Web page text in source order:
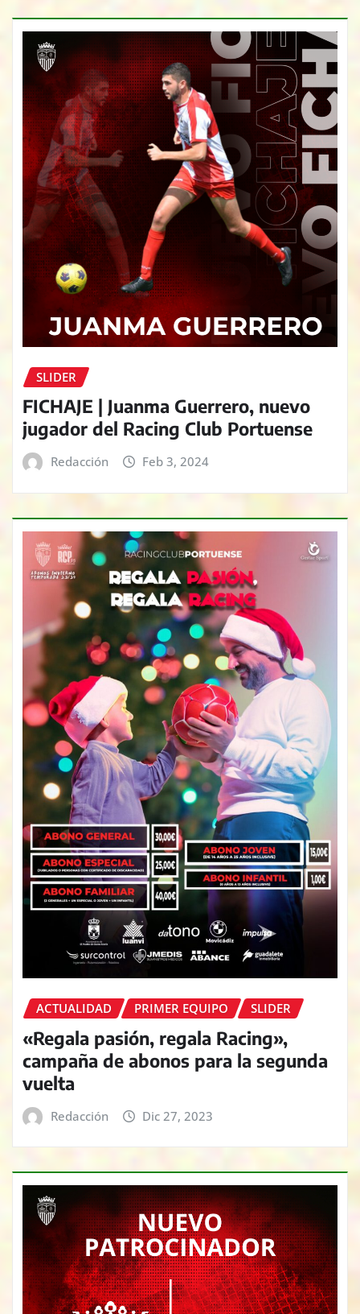
SLIDER
FICHAJE | Juanma Guerrero, nuevo
jugador del Racing Club Portuense
Redacción Feb 3, 2024
ACTUALIDAD PRIMER EQUIPO SLIDER
«Regala pasión, regala Racing»,
campaña de abonos para la segunda
vuelta
Redacción Dic 27, 2023